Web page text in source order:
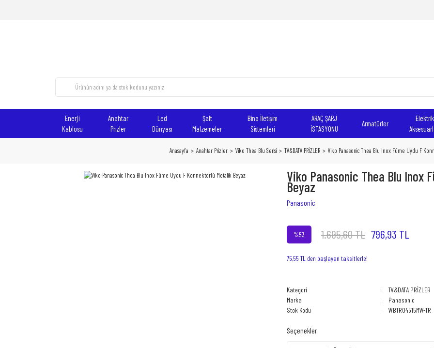
Enerji
Kablosu
Anahtar
Prizler
Led
Dünyası
Şalt
Malzemeler
Bina İletişim
Sistemleri
ARAÇ ŞARJ
İSTASYONU
Armatürler
Elektrik
Anasayfa Anahtar Prizler Viko Thea Blu Serisi TV&DATA PRİZLER Viko Panasonic Thea Blu Inox Füme Uydu F
Viko Panasonic Thea Blu Inox
Beyaz
Panasonic
%53 1.695,60 TL 796,93 TL
75,55 TL den başlayan taksitlerle!
Kategori
TV&DATA PRİZLER
Marka
Panasonic
Stok Kodu
WBTR04515MW-TR
Seçenekler